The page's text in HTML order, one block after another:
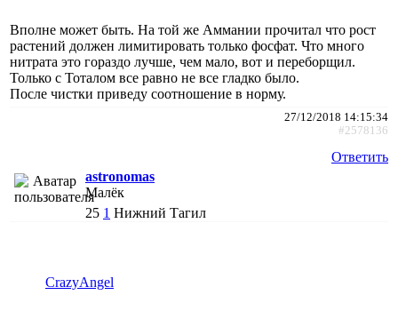
Вполне может быть. На той же Аммании прочитал что рост
растений должен лимитировать только фосфат. Что много
нитрата это гораздо лучше, чем мало, вот и переборщил.
Только с Тоталом все равно не все гладко было.
После чистки приведу соотношение в норму.
27/12/2018 14:15:34
#2578136
Ответить
astronomas
Малёк
25 1 Нижний Тагил
CrazyAngel